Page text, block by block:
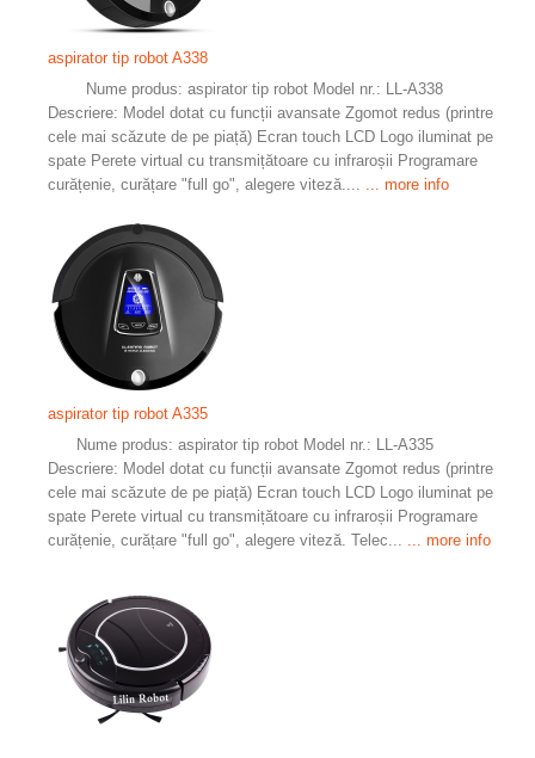
aspirator tip robot A338
Nume produs: aspirator tip robot Model nr.: LL-A338
Descriere: Model dotat cu funcții avansate Zgomot redus (printre
cele mai scăzute de pe piață) Ecran touch LCD Logo iluminat pe
spate Perete virtual cu transmițătoare cu infraroșii Programare
curățenie, curățare "full go", alegere viteză....
... more info
aspirator tip robot A335
Nume produs: aspirator tip robot Model nr.: LL-A335
Descriere: Model dotat cu funcții avansate Zgomot redus (printre
cele mai scăzute de pe piață) Ecran touch LCD Logo iluminat pe
spate Perete virtual cu transmițătoare cu infraroșii Programare
curățenie, curățare "full go", alegere viteză. Telec...
... more info